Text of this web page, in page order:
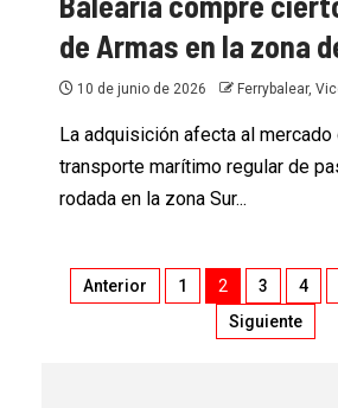
de Armas en la zona
10 de junio de 2026 Ferrybalear,
La adquisición afecta al
transporte marítimo regular de
rodada en la zona Sur...
Anterior 1 2 3 4
Siguiente